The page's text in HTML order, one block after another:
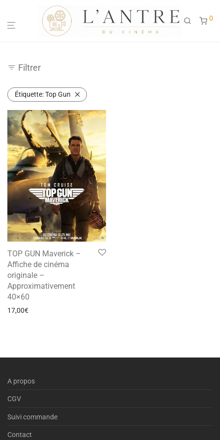
0
Filtrer
Étiquette:Top Gun
TOP GUN Maverick –
Affiche de cinéma
originale –
Approximativement
40×60
17,00€
A propos
CGV
Suivi commande
Contact